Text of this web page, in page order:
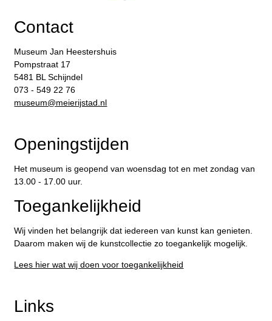
Contact
Museum Jan Heestershuis
Pompstraat 17
5481 BL Schijndel
073 - 549 22 76
​museum@meierijstad.nl
Openingstijden
Het museum is geopend van woensdag tot en met zondag van
13.00 - 17.00 uur.
Toegankelijkheid
Wij vinden het belangrijk dat iedereen van kunst kan genieten.
Daarom maken wij de kunstcollectie zo toegankelijk mogelijk.
Lees hier wat wij doen voor toegankelijkheid
Links